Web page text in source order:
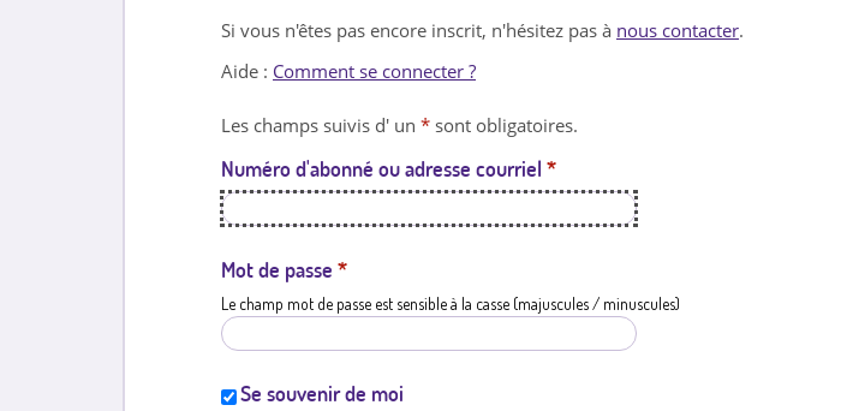
n
l
e
Si vous n'êtes pas encore inscrit, n'hésitez pas à nous contacter.
Aide : Comment se connecter ?
Les champs suivis d' un * sont obligatoires.
Numéro d'abonné ou adresse courriel *
Mot de passe *
Le champ mot de passe est sensible à la casse (majuscules / minuscules)
Se souvenir de moi